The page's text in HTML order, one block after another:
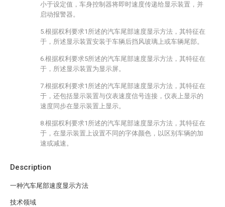
Description
一种汽车尾部速度显示方法
技术领域
小于设定值，车身控制器将即时速度传递给显示装置，并
启动报警器。
5.根据权利要求1所述的汽车尾部速度显示方法，其特征在
于，所述显示装置安装于车辆后挡风玻璃上或车辆尾部。
6.根据权利要求5所述的汽车尾部速度显示方法，其特征在
于，所述显示装置为显示屏。
7.根据权利要求1所述的汽车尾部速度显示方法，其特征在
于，还包括显示装置与仪表速度信号连接，仪表上显示的
速度同步在显示装置上显示。
8.根据权利要求1所述的汽车尾部速度显示方法，其特征在
于，在显示装置上设置不同的字体颜色，以区别车辆的加
速或减速。